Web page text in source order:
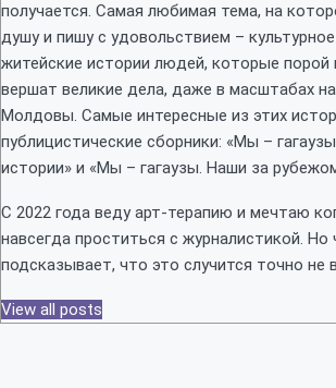
получается. Самая любимая тема, на
душу и пишу с удовольствием –
житейские истории людей, которые
вершат великие дела, даже в масштабах
Молдовы. Самые интересные из этих
публицистические сборники: «Мы –
истории» и «Мы – гагаузы. Наши за
С 2022 года веду арт-терапию и мечтаю
навсегда проститься с журналистикой.
подсказывает, что это случится точно не
View all posts